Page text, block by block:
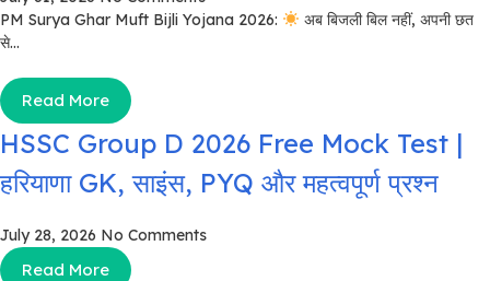
PM Surya Ghar Muft Bijli Yojana 2026:
अब बिजली बिल नहीं, अपनी छत
से...
Read More
HSSC Group D 2026 Free Mock Test |
हरियाणा GK, साइंस, PYQ और महत्वपूर्ण प्रश्न
July 28, 2026 No Comments
Read More